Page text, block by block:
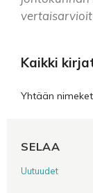
Kaikki
Yhtään
SELAA
Uutuudet